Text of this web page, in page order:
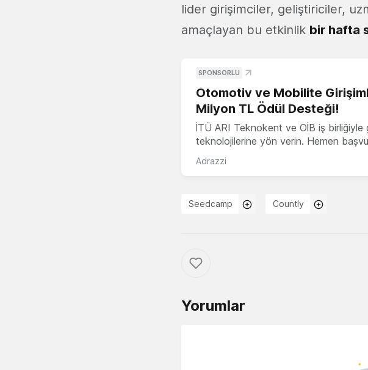
lider girişimciler, geliştiriciler,
amaçlayan bu etkinlik bir hafta
SPONSORLU
Otomotiv ve Mobilite
Milyon TL Ödül Desteği!
İTÜ ARI Teknokent ve OİB iş birliğiyle
teknolojilerine yön verin. Hemen
Adrazzi
Seedcamp Countly
Yorumlar